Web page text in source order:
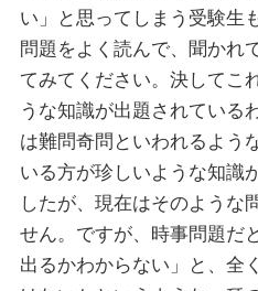
い」と思ってしまう受験生
問題をよく読んで、聞かれ
てみてください。決してこ
うな知識が出題されている
は難問奇問といわれるよう
いる方が珍しいような知識
したが、現在はそのような
せん。ですが、時事問題だ
出るかわからない」と、全